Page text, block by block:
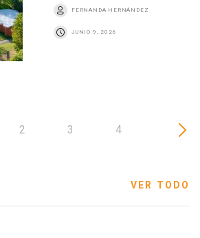
FERNANDA HERNÁNDEZ
JUNIO 9, 2026
2 3 4
VER TODO